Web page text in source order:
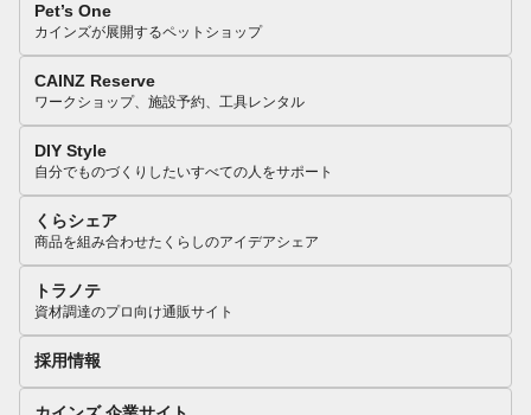
Pet’s One
カインズが展開するペットショップ
CAINZ Reserve
ワークショップ、施設予約、工具レンタル
DIY Style
自分でものづくりしたいすべての人をサポート
くらシェア
商品を組み合わせたくらしのアイデアシェア
トラノテ
資材調達のプロ向け通販サイト
採用情報